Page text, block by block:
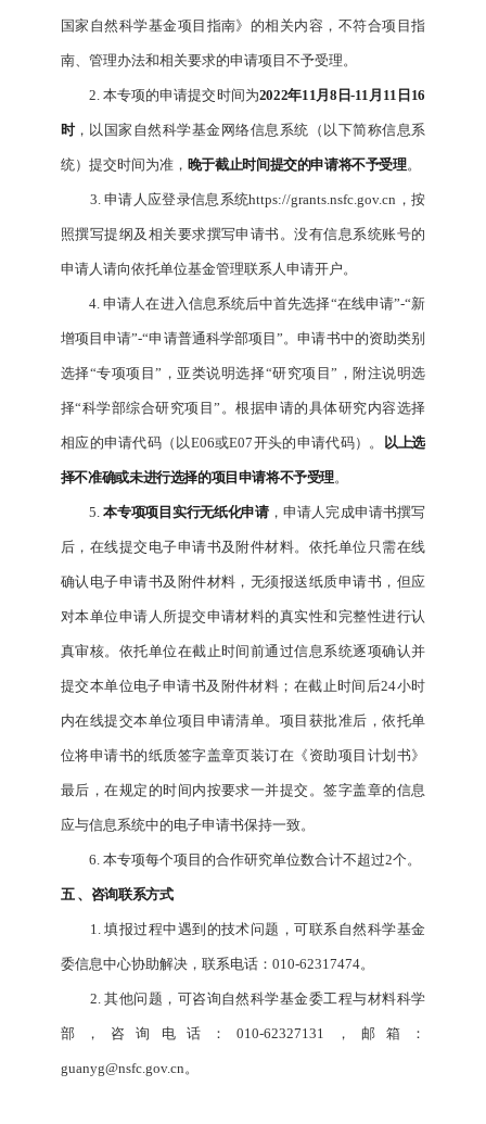
国家自然科学基金项目指南》的相关内容，不符合项目指
南、管理办法和相关要求的申请项目不予受理。
2. 本专项的申请提交时间为2022年11 月 8 日-11 月 11 日 16
时，以国家自然科学基金网络信息系统（以下简称信息系
统）提交时间为准， 晚于截止时间提交的申请将不予受理。
3. 申请人应登录信息系统https://grants.nsfc.gov.cn，按
照撰写提纲及相关要求撰写申请书。没有信息系统账号的
申请人请向依托单位基金管理联系人申请开户。
4. 申请人在进入信息系统后中首先选择“在线申请”-“新
增项目申请”-“申请普通科学部项目”。申请书中的资助类别
选择“专项项目”，亚类说明选择“研究项目”，附注说明选
择“科学部综合研究项目”。根据申请的具体研究内容选择
相应的申请代码（以E06或E07开头的申请代码）。 以上选
择不准确或未进行选择的项目申请将不予受理。
5.本专项项目实行无纸化申请，申请人完成申请书撰写
后，在线提交电子申请书及附件材料。依托单位只需在线
确认电子申请书及附件材料，无须报送纸质申请书，但应
对本单位申请人所提交申请材料的真实性和完整性进行认
真审核。依托单位在截止时间前通过信息系统逐项确认并
提交本单位电子申请书及附件材料；在截止时间后24小时
内在线提交本单位项目申请清单。项目获批准后，依托单
位将申请书的纸质签字盖章页装订在《资助项目计划书》
最后，在规定的时间内按要求一并提交。签字盖章的信息
应与信息系统中的电子申请书保持一致。
6. 本专项每个项目的合作研究单位数合计不超过2个。
五 、咨询联系方式
1. 填报过程中遇到的技术问题，可联系自然科学基金
委信息中心协助解决，联系电话：010-62317474。
2. 其他问题，可咨询自然科学基金委工程与材料科学
部，咨询电话：010-62327131，邮箱：
guanyg@nsfc.gov.cn。